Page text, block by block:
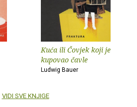
Kuća ili Čovjek koji je
kupovao čavle
Ludwig Bauer
VIDI SVE KNJIGE